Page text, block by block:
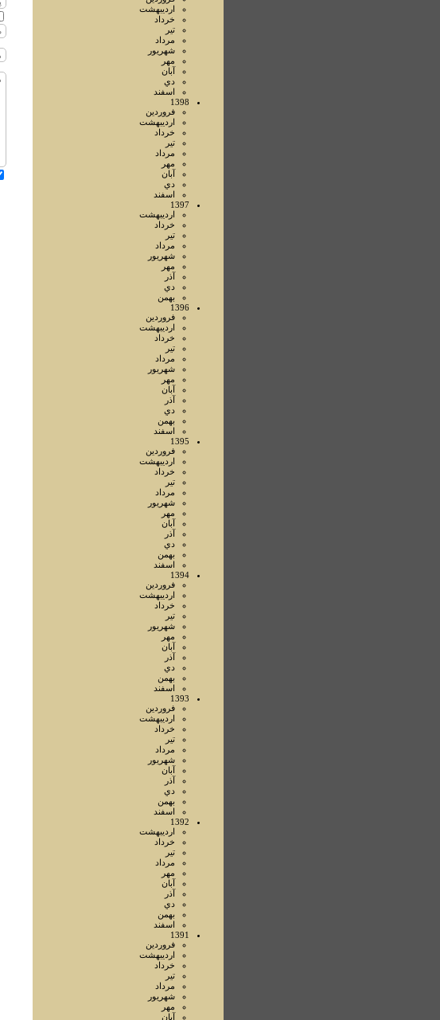
ارديبهشت
خرداد
تير
مرداد
شهريور
مهر
آبان
دي
اسفند
1398
فروردين
ارديبهشت
خرداد
تير
مرداد
مهر
آبان
دي
اسفند
1397
ارديبهشت
خرداد
تير
مرداد
شهريور
مهر
آذر
دي
بهمن
1396
فروردين
ارديبهشت
خرداد
تير
مرداد
شهريور
مهر
آبان
آذر
دي
بهمن
اسفند
1395
فروردين
ارديبهشت
خرداد
تير
مرداد
شهريور
مهر
آبان
آذر
دي
بهمن
اسفند
1394
فروردين
ارديبهشت
خرداد
تير
شهريور
مهر
آبان
آذر
دي
بهمن
اسفند
1393
فروردين
ارديبهشت
خرداد
تير
مرداد
شهريور
آبان
آذر
دي
بهمن
اسفند
1392
ارديبهشت
خرداد
تير
مرداد
مهر
آبان
آذر
دي
بهمن
اسفند
1391
فروردين
ارديبهشت
خرداد
تير
مرداد
شهريور
مهر
آبان